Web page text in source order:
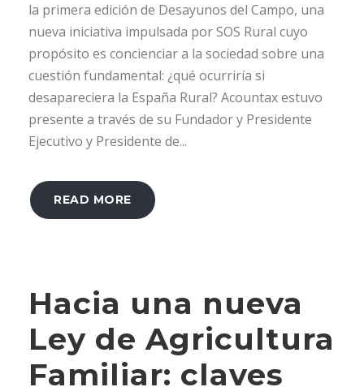
la primera edición de Desayunos del Campo, una
nueva iniciativa impulsada por SOS Rural cuyo
propósito es concienciar a la sociedad sobre una
cuestión fundamental: ¿qué ocurriría si
desapareciera la España Rural? Acountax estuvo
presente a través de su Fundador y Presidente
Ejecutivo y Presidente de...
READ MORE
Hacia una nueva
Ley de Agricultura
Familiar: claves